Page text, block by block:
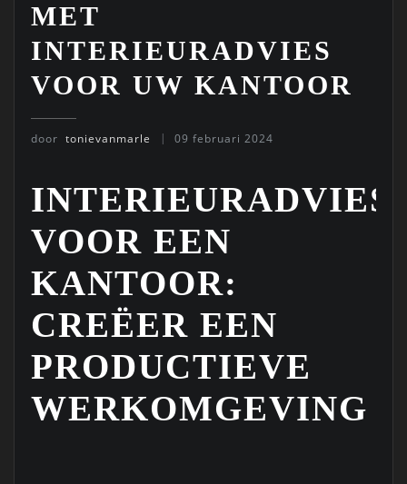
MET
INTERIEURADVIES
VOOR UW KANTOOR
door tonievanmarle 09 februari 2024
INTERIEURADVIES
VOOR EEN
KANTOOR:
CREËER EEN
PRODUCTIEVE
WERKOMGEVING